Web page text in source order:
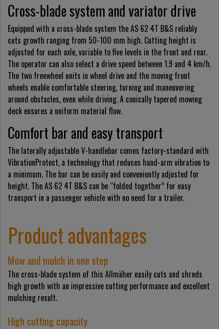
Cross-blade system and variator drive
Equipped with a cross-blade system the AS 62 4T B&S reliably
cuts growth ranging from 50-100 mm high. Cutting height is
adjusted for each axle, variable to five levels in the front and rear.
The operator can also select a drive speed between 1.9 and 4 km/h.
The two freewheel units in wheel drive and the moving front
wheels enable comfortable steering, turning and maneuvering
around obstacles, even while driving. A conically tapered mowing
deck ensures a uniform material flow.
Comfort bar and easy transport
The laterally adjustable V-handlebar comes factory-standard with
VibrationProtect, a technology that reduces hand-arm vibration to
a minimum. The bar can be easily and conveniently adjusted for
height. The AS 62 4T B&S can be “folded together” for easy
transport in a passenger vehicle with no need for a trailer.
Product advantages
Mow and mulch in one step
The cross-blade system of this Allmäher easily cuts and shreds
high growth with an impressive cutting performance and excellent
mulching result.
High cutting capacity